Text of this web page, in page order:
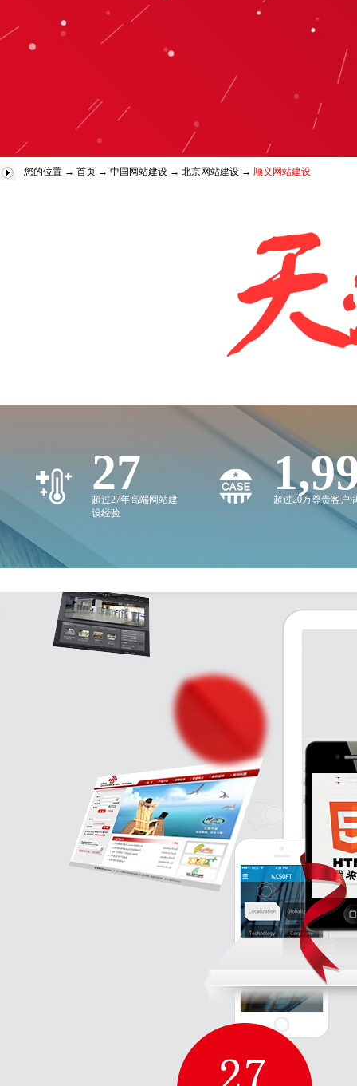
您的位置 → 首页 → 中国网站建设 → 北京网站建设 → 顺义网站建设
27
超过27年高端网站建
设经验
超过20万尊贵客户